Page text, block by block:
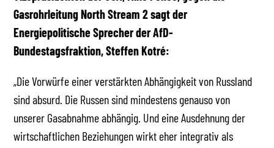
Gasrohrleitung North Stream 2 sagt der
Energiepolitische Sprecher der AfD-
Bundestagsfraktion, Steffen Kotré:
„Die Vorwürfe einer verstärkten Abhängigkeit von Russland
sind absurd. Die Russen sind mindestens genauso von
unserer Gasabnahme abhängig. Und eine Ausdehnung der
wirtschaftlichen Beziehungen wirkt eher integrativ als